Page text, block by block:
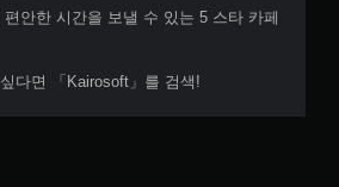
안한 시간을 보낼 수 있는 5 스타 카페
다면 「Kairosoft」를 검색!